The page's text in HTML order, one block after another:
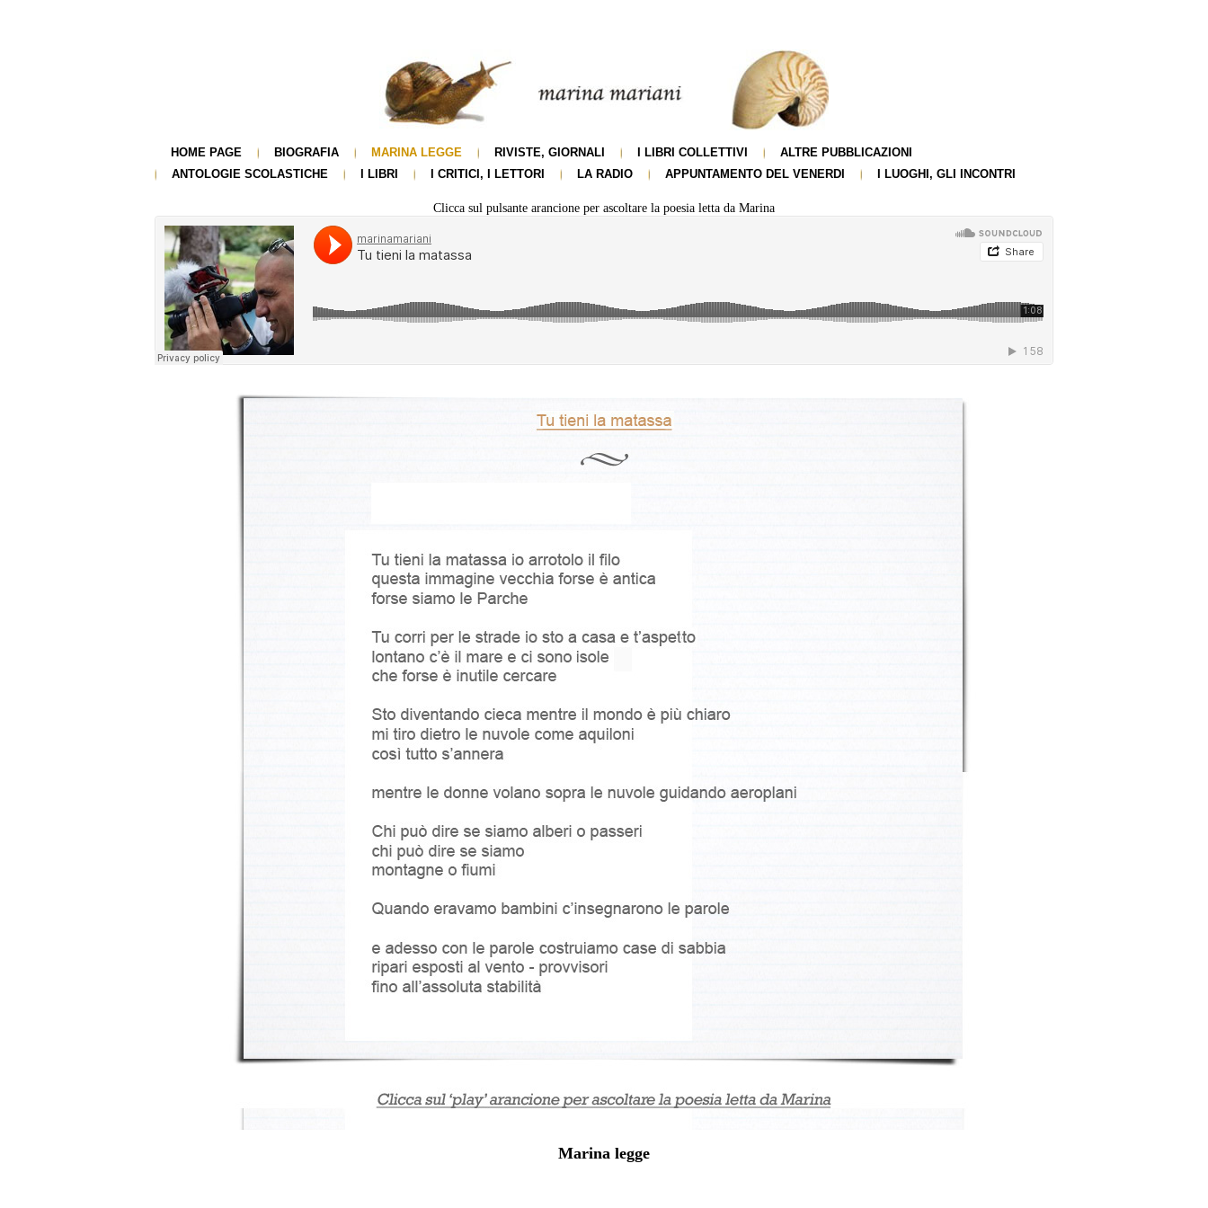
HOME PAGE BIOGRAFIA MARINA LEGGE RIVISTE, GIORNALI I LIBRI COLLETTIVI
ALTRE PUBBLICAZIONI
ANTOLOGIE SCOLASTICHE
I LIBRI I CRITICI, I LETTORI LA RADIO APPUNTAMENTO DEL VENERDI I LUOGHI, GLI INCONTRI
Clicca sul pulsante arancione per ascoltare la poesia letta da Marina
Marina legge